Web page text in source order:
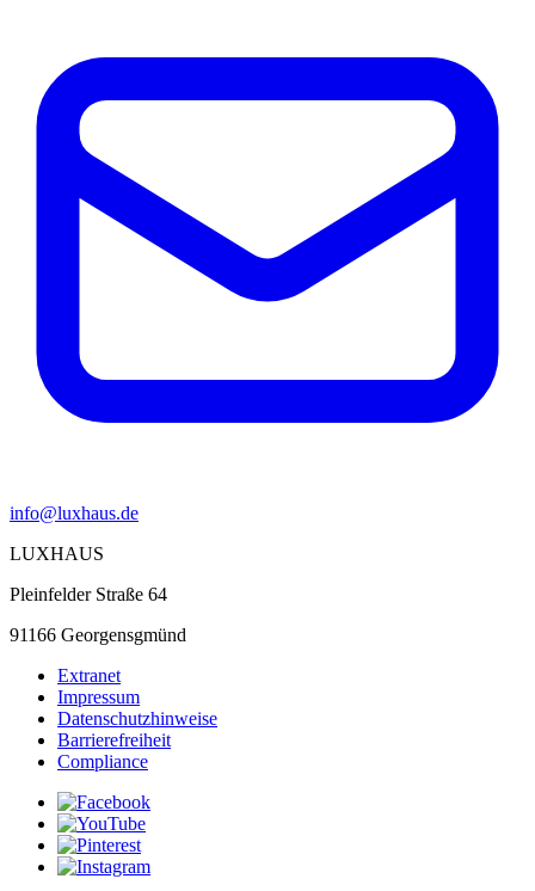
info@luxhaus.de
LUXHAUS
Pleinfelder Straße 64
91166 Georgensgmünd
Extranet
Impressum
Datenschutzhinweise
Barrierefreiheit
Compliance